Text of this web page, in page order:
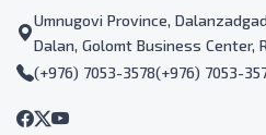
Umnugovi Province,
Dalan, Golomt Business Center,
(+976) 7053-3578(+976) 7053-